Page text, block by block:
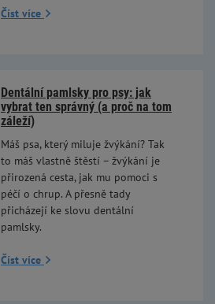
Číst více
Dentální pamlsky pro psy: jak
vybrat ten správný (a proč na tom
záleží)
Máš psa, který miluje žvýkání? Tak
to máš vlastně štěstí – žvýkání je
přirozená cesta, jak mu pomoci s
péčí o chrup. A přesně tady
přicházejí ke slovu dentální
pamlsky.
Číst více